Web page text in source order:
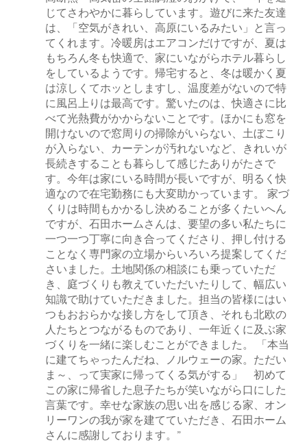
じてさわやかに暮らしています。遊びに来た友達
は、「空気がきれい、高原にいるみたい」と言っ
てくれます。冷暖房はエアコンだけですが、夏は
もちろん冬も快適で、家にいながらホテル暮らし
をしているようです。帰宅すると、冬は暖かく夏
は涼しくてホッとしますし、温度差がないので特
に風呂上りは最高です。驚いたのは、快適さに比
べて光熱費がかからないことです。ほかにも窓を
開けないので窓周りの掃除がいらない、土ぼこり
が入らない、カーテンが汚れないなど、きれいが
長続きすることも暮らして感じたありがたさで
す。今年は家にいる時間が長いですが、明るく快
適なので在宅勤務にも大変助かっています。 家づ
くりは時間もかかるし決めることが多くたいへん
ですが、石田ホームさんは、要望の多い私たちに
一つ一つ丁寧に向き合ってくださり、押し付ける
ことなく専門家の立場からいろいろ提案してくだ
さいました。土地関係の相談にも乗っていただ
き、庭づくりも教えていただいたりして、幅広い
知識で助けていただきました。担当の皆様にはい
つもおおらかな接し方をして頂き、それも北欧の
人たちとつながるものであり、一年近くに及ぶ家
づくりを一緒に楽しむことができました。 「本当
に建てちゃったんだね、ノルウェーの家。ただい
ま～、って実家に帰ってくる気がする」 初めて
この家に帰省した息子たちが笑いながら口にした
言葉です。幸せな家族の思い出を感じる家、オン
リーワンの我が家を建てていただき、石田ホーム
さんに感謝しております。”